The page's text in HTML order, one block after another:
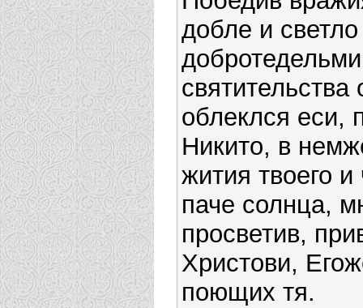
добле и светло
облеклся еси,
Никито, в
жития твоего
паче солнца,
просветив,
Христови,
поющих тя.